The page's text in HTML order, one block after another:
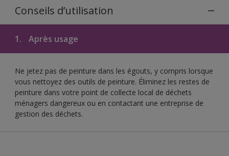
Conseils d’utilisation
1. Après usage
Ne jetez pas de peinture dans les égouts, y compris lorsque
vous nettoyez des outils de peinture. Éliminez les restes de
peinture dans votre point de collecte local de déchets
ménagers dangereux ou en contactant une entreprise de
gestion des déchets.